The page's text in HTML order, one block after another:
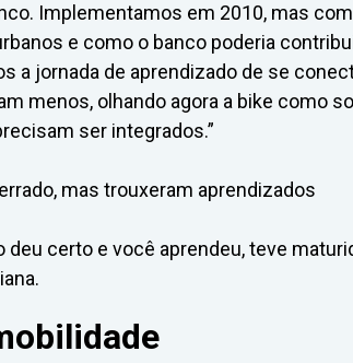
Implementamos em 2010, mas
e como o banco poderia
a jornada de aprendizado de se
menos, olhando agora a bike como
ser integrados.”
mas trouxeram aprendizados
deu certo e você aprendeu, teve